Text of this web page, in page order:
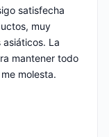
satisfecha
muy
La
mantener todo
molesta.